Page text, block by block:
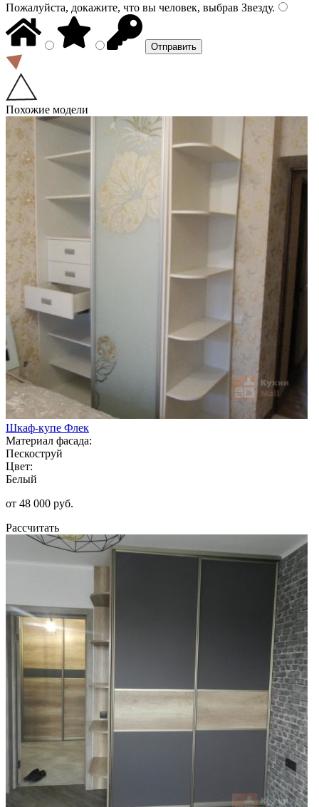
Пожалуйста, докажите, что вы человек, выбрав Звезду.
Похожие модели
Шкаф-купе Флек
Материал фасада:
Пескоструй
Цвет:
Белый
от 48 000 руб.
Рассчитать